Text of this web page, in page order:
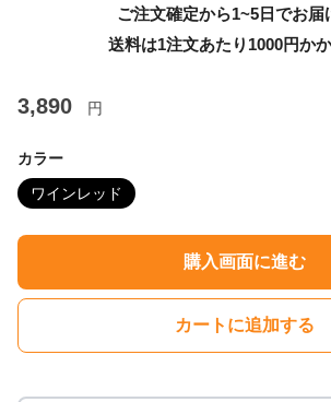
ご注文確定から1~5日でお届
送料は1注文あたり 1000円か
3,890 円
カラー
ワインレッド
購入画面に進む
カートに追加する